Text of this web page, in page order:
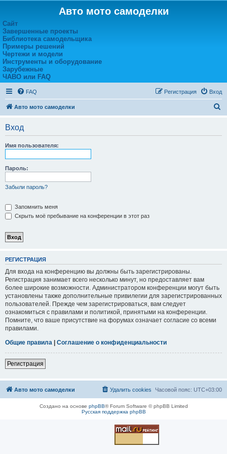
Авто мото самоделки
Сайт
Завершенные проекты
Библиотека самодельщика
Примеры решений
Чертежи и модели
Инструменты и оборудование
Зарубежные
ЧАВО или FAQ
FAQ Вход
Регистрация
Авто мото самоделки
Вход
Имя пользователя:
Пароль:
Забыли пароль?
Запомнить меня
Скрыть моё пребывание на конференции в этот раз
РЕГИСТРАЦИЯ
Для входа на конференцию вы должны быть зарегистрированы.
Регистрация занимает всего несколько минут, но предоставляет вам
более широкие возможности. Администратором конференции могут быть
установлены также дополнительные привилегии для зарегистрированных
пользователей. Прежде чем зарегистрироваться, вам следует
ознакомиться с правилами и политикой, принятыми на конференции.
Помните, что ваше присутствие на форумах означает согласие со всеми
правилами.
Общие правила | Соглашение о конфиденциальности
Регистрация
Авто мото самоделки Часовой пояс: UTC+03:00
Удалить cookies
Создано на основе phpBB® Forum Software © phpBB Limited
Русская поддержка phpBB